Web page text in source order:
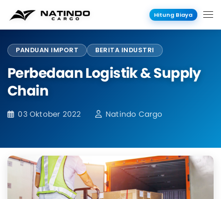
Hitung Biaya
PANDUAN IMPORT BERITA INDUSTRI
Perbedaan Logistik & Supply
Chain
03 Oktober 2022 Natindo Cargo